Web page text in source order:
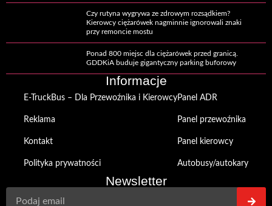
Czy rutyna wygrywa ze zdrowym rozsądkiem?
Kierowcy ciężarówek nagminnie ignorowali znaki
przy remoncie mostu
Ponad 800 miejsc dla ciężarówek przed granicą.
GDDKiA buduje gigantyczny parking buforowy
Informacje
E-TruckBus – Dla Przewoźnika i Kierowcy
Reklama
Kontakt
Polityka prywatności
Panel ADR
Panel przewoźnika
Panel kierowcy
Autobusy/autokary
Newsletter